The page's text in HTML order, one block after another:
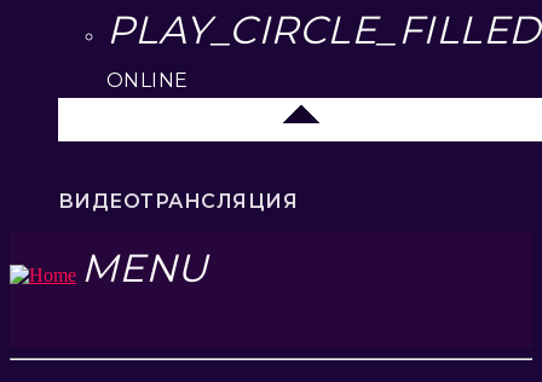
PLAY_CIRCLE_FILLED
ONLINE
ВИДЕОТРАНСЛЯЦИЯ
MENU